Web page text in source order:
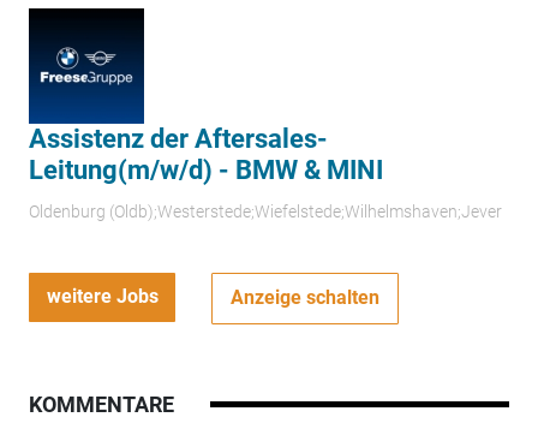
Assistenz der Aftersales-
Leitung(m/w/d) - BMW & MINI
Oldenburg (Oldb);Westerstede;Wiefelstede;Wilhelmshaven;Jever
weitere Jobs Anzeige schalten
KOMMENTARE